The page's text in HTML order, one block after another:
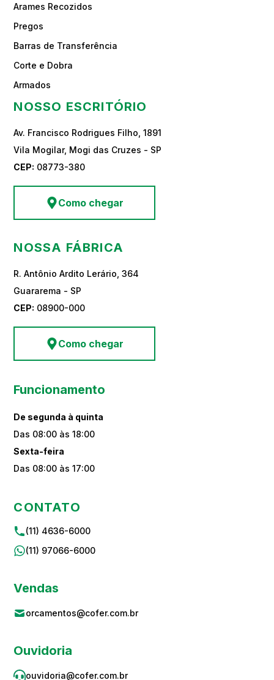
Arames Recozidos
Pregos
Barras de Transferência
Corte e Dobra
Armados
NOSSO ESCRITÓRIO
Av. Francisco Rodrigues Filho, 1891
Vila Mogilar, Mogi das Cruzes - SP
CEP: 08773-380
Como chegar
NOSSA FÁBRICA
R. Antônio Ardito Lerário, 364
Guararema - SP
CEP: 08900-000
Como chegar
Funcionamento
De segunda à quinta
Das 08:00 às 18:00
Sexta-feira
Das 08:00 às 17:00
CONTATO
(11) 4636-6000
(11) 97066-6000
Vendas
orcamentos@cofer.com.br
Ouvidoria
ouvidoria@cofer.com.br